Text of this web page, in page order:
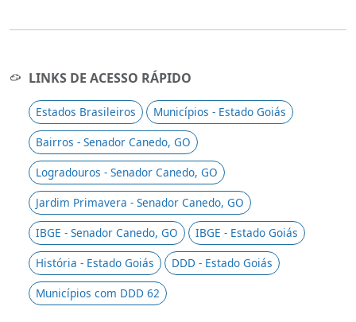
LINKS DE ACESSO RÁPIDO
Estados Brasileiros
Municípios - Estado Goiás
Bairros - Senador Canedo, GO
Logradouros - Senador Canedo, GO
Jardim Primavera - Senador Canedo, GO
IBGE - Senador Canedo, GO
IBGE - Estado Goiás
História - Estado Goiás
DDD - Estado Goiás
Municípios com DDD 62